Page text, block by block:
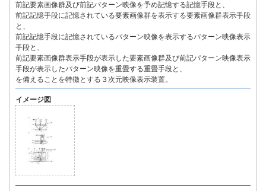
前記要素画像群及び前記パターン映像を予め記憶する記憶手段と、
前記記憶手段に記憶されている要素画像群を表示する要素画像群表示手段
と、
前記記憶手段に記憶されているパターン映像を表示するパターン映像表示
手段と、
前記要素画像群表示手段が表示した要素画像群及び前記パターン映像表示
手段が表示したパターン映像を重畳する重畳手段と、
を備えることを特徴とする３次元映像表示装置。
イメージ図